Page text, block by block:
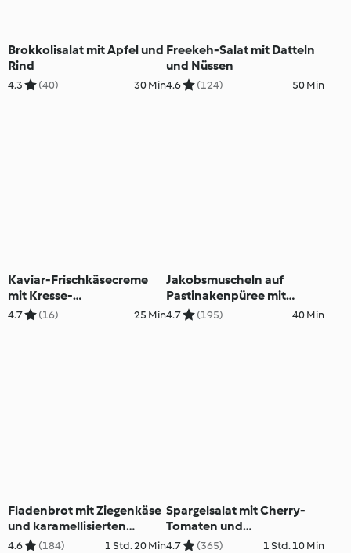
Brokkolisalat mit Apfel und
Rind
4.3 (40) 30 Min
Freekeh-Salat mit Datteln
und Nüssen
4.6 (124) 50 Min
Kaviar-Frischkäsecreme
mit Kresse-
Radieschensalat
4.7 (16) 25 Min
Jakobsmuscheln auf
Pastinakenpüree mit
Schinken-Croutons
4.7 (195) 40 Min
Fladenbrot mit Ziegenkäse
und karamellisierten
Zwiebeln
4.6 (184) 1 Std. 20 Min
Spargelsalat mit Cherry-
Tomaten und
Artischockenvinaigrette
4.7 (365) 1 Std. 10 Min